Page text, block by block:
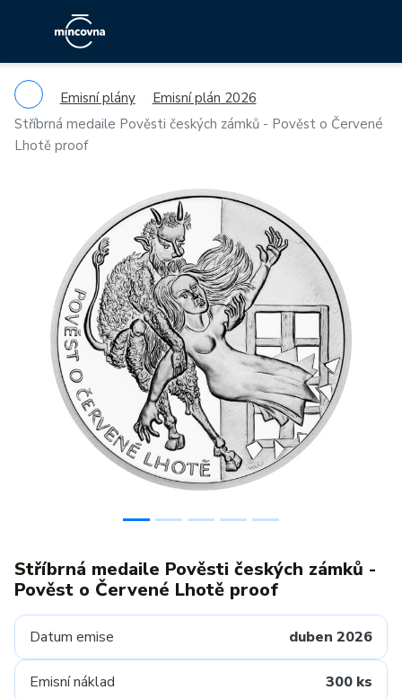
Emisní plány
Emisní plán 2026
Stříbrná medaile Pověsti českých zámků - Pověst o Červené
Lhotě proof
Previous
Stříbrná medaile Pověsti českých zámků -
Pověst o Červené Lhotě proof
Datum emise duben 2026
Emisní náklad 300 ks